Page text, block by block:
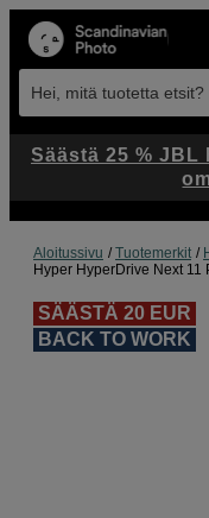
Hei, mitä tuotetta etsit?
Aloitussivu Tuotemerkit
Hyper HyperDrive Next 11
SÄÄSTÄ 20 EUR
BACK TO WORK
Säästä 25 %